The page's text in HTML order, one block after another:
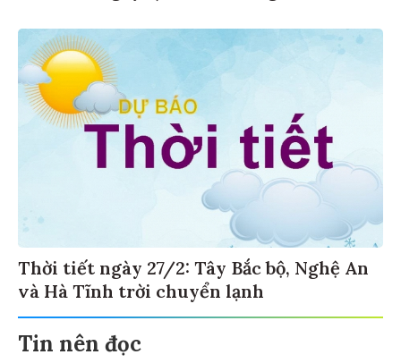
Thời tiết ngày 27/2: Tây Bắc bộ, Nghệ An
và Hà Tĩnh trời chuyển lạnh
Tin nên đọc